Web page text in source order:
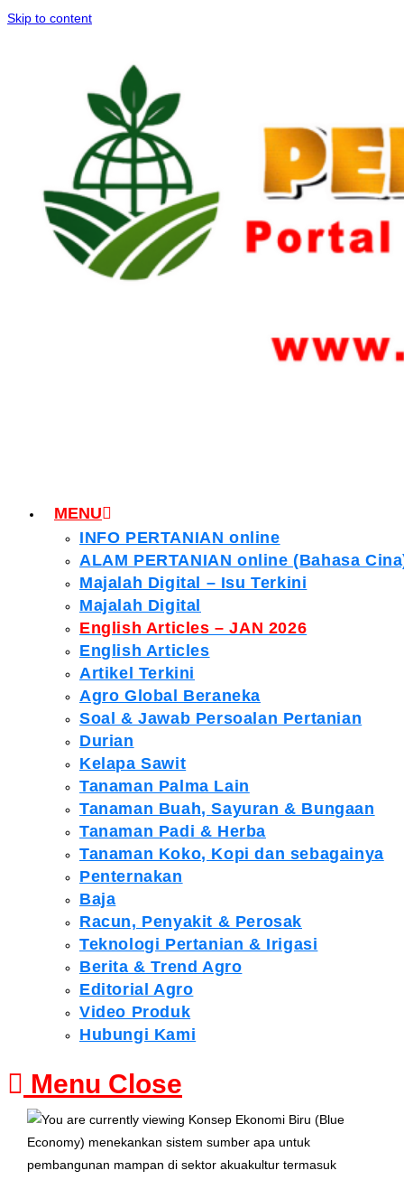
Skip to content
MENU
INFO PERTANIAN online
ALAM PERTANIAN online (Bahasa
Majalah Digital – Isu Terkini
Majalah Digital
English Articles – JAN 2026
English Articles
Artikel Terkini
Agro Global Beraneka
Soal & Jawab Persoalan Pertanian
Durian
Kelapa Sawit
Tanaman Palma Lain
Tanaman Buah, Sayuran & Bungaan
Tanaman Padi & Herba
Tanaman Koko, Kopi dan sebagainya
Penternakan
Baja
Racun, Penyakit & Perosak
Teknologi Pertanian & Irigasi
Berita & Trend Agro
Editorial Agro
Video Produk
Hubungi Kami
Menu Close